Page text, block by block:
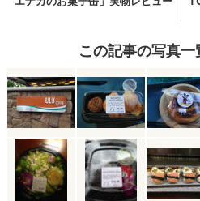
この記事の写真一